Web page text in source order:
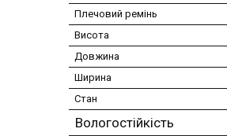
Плечовий ремінь
Висота
Довжина
Ширина
Стан
Вологостійкість